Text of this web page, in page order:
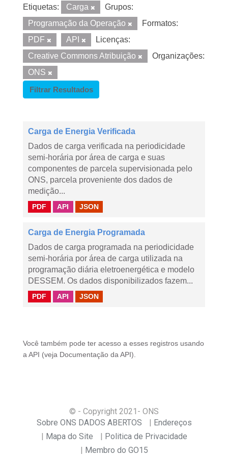
Etiquetas: Carga
Grupos:
Programação da Operação
Formatos:
PDF
API
Licenças:
Creative Commons Atribuição
Organizações:
ONS
Filtrar Resultados
Carga de Energia Verificada
Dados de carga verificada na periodicidade
semi-horária por área de carga e suas
componentes de parcela supervisionada pelo
ONS, parcela proveniente dos dados de
medição...
PDF API JSON
Carga de Energia Programada
Dados de carga programada na periodicidade
semi-horária por área de carga utilizada na
programação diária eletroenergética e modelo
DESSEM. Os dados disponibilizados fazem...
PDF API JSON
Você também pode ter acesso a esses registros usando
a API (veja Documentação da API ).
© - Copyright 2021 - ONS
Sobre ONS DADOS ABERTOS
Endereços
Mapa do Site
Politica de Privacidade
Membro do GO15